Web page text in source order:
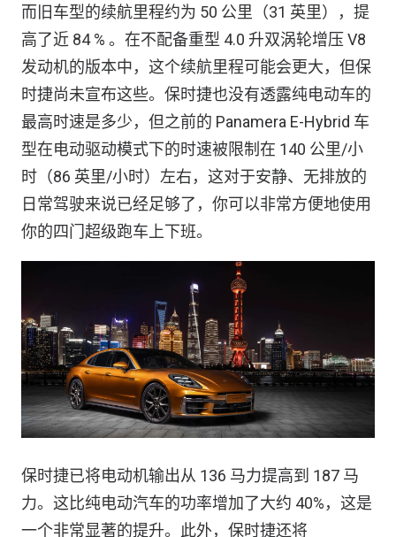
而旧车型的续航里程约为 50 公里（31 英里），提
高了近 84 % 。在不配备重型 4.0 升双涡轮增压 V8
发动机的版本中，这个续航里程可能会更大，但保
时捷尚未宣布这些。保时捷也没有透露纯电动车的
最高时速是多少，但之前的 Panamera E-Hybrid 车
型在电动驱动模式下的时速被限制在 140 公里/小
时（86 英里/小时）左右，这对于安静、无排放的
日常驾驶来说已经足够了，你可以非常方便地使用
你的四门超级跑车上下班。
保时捷已将电动机输出从 136 马力提高到 187 马
力。这比纯电动汽车的功率增加了大约 40%，这是
一个非常显著的提升。此外，保时捷还将